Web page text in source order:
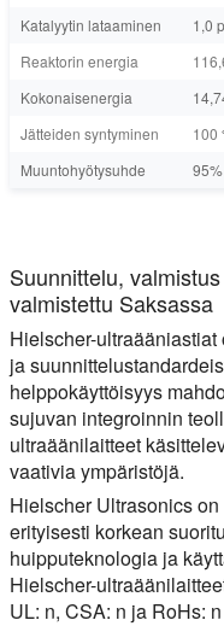
Katalyytin lataaminen
1,0
Reaktorin energia
Kokonaisenergia
Jätteiden syntyminen
100
Muuntohyötysuhde
95%
Suunnittelu,
valmistettu Saksassa
Hielscher-
ja
helppokäyttöisyys
sujuvan integroinnin
ultraäänilaitteet
vaativia ympäristöjä.
Hielscher Ultrasonics
erityisesti korkean
huipputeknologia ja
Hielscher-
UL: n, CSA: n ja RoHs: